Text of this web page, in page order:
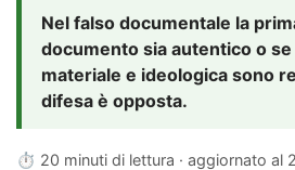
Nel falso documentale la
documento sia autentico o
materiale e ideologica sono
difesa è opposta.
⏱ 20 minuti di lettura · aggiornato al